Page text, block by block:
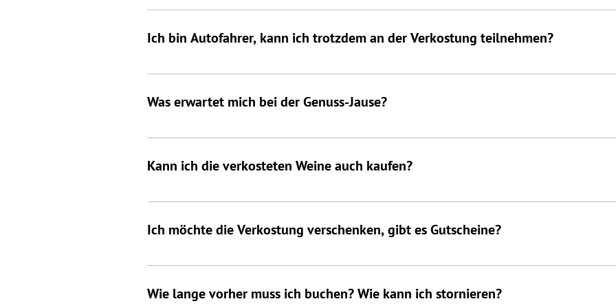
Innerhalb von 10 Minuten zu Fuß erreichbar stehen ausreichend Übernachtungsmöglichkeiten zur
Ich bin Autofahrer, kann ich trotzdem an der Verkostung teilnehmen?
Bei dieser Verkostung geht es vor allem darum, den Wein zu genießen, Neues zu entdecken und
Verfügung.
Was erwartet mich bei der Genuss-Jause?
Im Anschluss der Verkostung erwartet dich eine Genuss-Jause mit Dessert. Die Speisen stammen
Kann ich die verkosteten Weine auch kaufen?
Die hauseigenen Weine können selbstverständlich direkt vor Ort gekauft werden. Für andere
Ich möchte die Verkostung verschenken, gibt es Gutscheine?
Gutscheine für die Verkostung sind direkt in unserem Online-Shop oder bei uns vor Ort erhältlich.
Wie lange vorher muss ich buchen? Wie kann ich stornieren?